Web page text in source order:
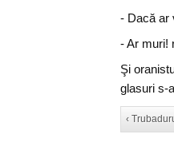
- Dacă ar
- Ar muri!
Şi
glasuri s-
‹